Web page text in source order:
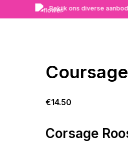
Bekijk ons diverse aanbod
€14.50
Corsage